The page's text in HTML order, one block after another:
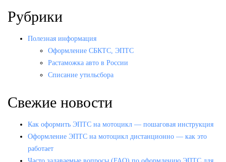
Рубрики
Полезная информация
Оформление СБКТС, ЭПТС
Растаможка авто в России
Списание утильсбора
Свежие новости
Как оформить ЭПТС на мотоцикл — пошаговая инструкция
Оформление ЭПТС на мотоцикл дистанционно — как это
работает